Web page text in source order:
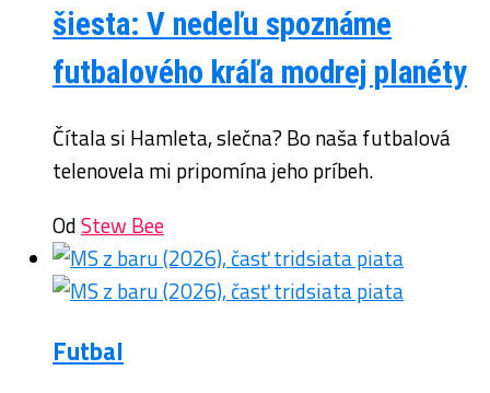
šiesta: V nedeľu spoznáme
futbalového kráľa modrej planéty
Čítala si Hamleta, slečna? Bo naša futbalová
telenovela mi pripomína jeho príbeh.
OdStew Bee
Futbal